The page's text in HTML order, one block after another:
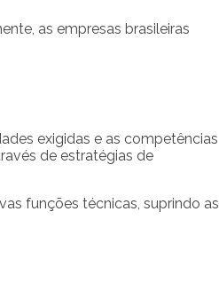
as empresas brasileiras
exigidas e as competências
de estratégias de
funções técnicas, suprindo as